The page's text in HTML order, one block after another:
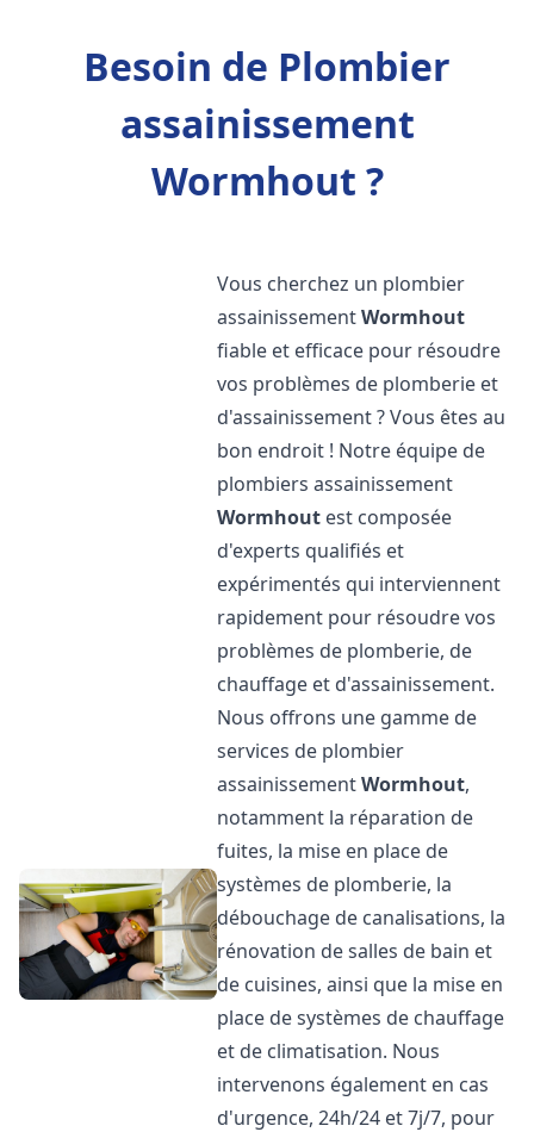
Besoin de Plombier
assainissement
Wormhout ?
Vous cherchez un plombier
assainissementWormhout
fiable et efficace pour résoudre
vos problèmes de plomberie et
d'assainissement ? Vous êtes au
bon endroit ! Notre équipe de
plombiers assainissement
Wormhout est composée
d'experts qualifiés et
expérimentés qui interviennent
rapidement pour résoudre vos
problèmes de plomberie, de
chauffage et d'assainissement.
Nous offrons une gamme de
services de plombier
assainissementWormhout,
notamment la réparation de
fuites, la mise en place de
systèmes de plomberie, la
débouchage de canalisations, la
rénovation de salles de bain et
de cuisines, ainsi que la mise en
place de systèmes de chauffage
et de climatisation. Nous
intervenons également en cas
d'urgence, 24h/24 et 7j/7, pour